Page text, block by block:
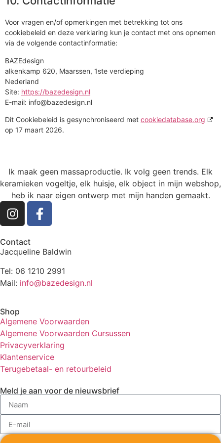
Voor vragen en/of opmerkingen met betrekking tot ons
cookiebeleid en deze verklaring kun je contact met ons opnemen
via de volgende contactinformatie:
BAZEdesign
alkenkamp 620, Maarssen, 1ste verdieping
Nederland
Site: https://bazedesign.nl
E-mail: info@bazedesign.nl
Dit Cookiebeleid is gesynchroniseerd met cookiedatabase.org
op 17 maart 2026.
Ik maak geen massaproductie. Ik volg geen trends. Elk
keramieken vogeltje, elk huisje, elk object in mijn webshop,
heb ik naar eigen ontwerp met mijn handen gemaakt.
Contact
Jacqueline Baldwin
Tel: 06 1210 2991
Mail: info@bazedesign.nl
Shop
Algemene Voorwaarden
Algemene Voorwaarden Cursussen
Privacyverklaring
Klantenservice
Terugebetaal- en retourbeleid
Meld je aan voor de nieuwsbrief